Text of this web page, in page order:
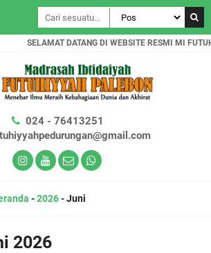
SELAMAT DATANG DI WEBSITE RESMI MI
024 - 76413251
-2026-Juni
2026